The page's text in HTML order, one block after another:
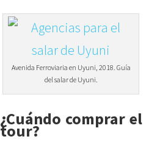
Avenida Ferroviaria en Uyuni, 2018. Guía
del salar de Uyuni.
¿Cuándo comprar el
tour?